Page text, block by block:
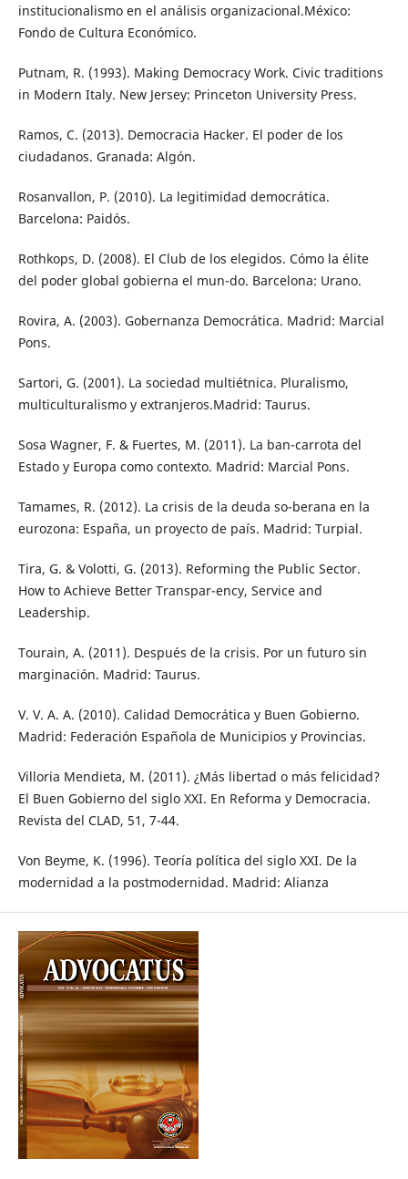
institucionalismo en el análisis organizacional.México:
Fondo de Cultura Económico.
Putnam, R. (1993). Making Democracy Work. Civic traditions
in Modern Italy. New Jersey: Princeton University Press.
Ramos, C. (2013). Democracia Hacker. El poder de los
ciudadanos. Granada: Algón.
Rosanvallon, P. (2010). La legitimidad democrática.
Barcelona: Paidós.
Rothkops, D. (2008). El Club de los elegidos. Cómo la élite
del poder global gobierna el mun-do. Barcelona: Urano.
Rovira, A. (2003). Gobernanza Democrática. Madrid: Marcial
Pons.
Sartori, G. (2001). La sociedad multiétnica. Pluralismo,
multiculturalismo y extranjeros.Madrid: Taurus.
Sosa Wagner, F. & Fuertes, M. (2011). La ban-carrota del
Estado y Europa como contexto. Madrid: Marcial Pons.
Tamames, R. (2012). La crisis de la deuda so-berana en la
eurozona: España, un proyecto de país. Madrid: Turpial.
Tira, G. & Volotti, G. (2013). Reforming the Public Sector.
How to Achieve Better Transpar-ency, Service and
Leadership.
Tourain, A. (2011). Después de la crisis. Por un futuro sin
marginación. Madrid: Taurus.
V. V. A. A. (2010). Calidad Democrática y Buen Gobierno.
Madrid: Federación Española de Municipios y Provincias.
Villoria Mendieta, M. (2011). ¿Más libertad o más felicidad?
El Buen Gobierno del siglo XXI. En Reforma y Democracia.
Revista del CLAD, 51, 7-44.
Von Beyme, K. (1996). Teoría política del siglo XXI. De la
modernidad a la postmodernidad. Madrid: Alianza